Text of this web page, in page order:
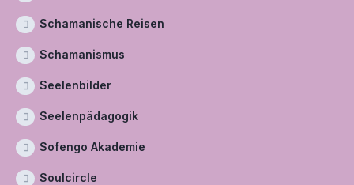
Schamanische Reisen
Schamanismus
Seelenbilder
Seelenpädagogik
Sofengo Akademie
Soulcircle